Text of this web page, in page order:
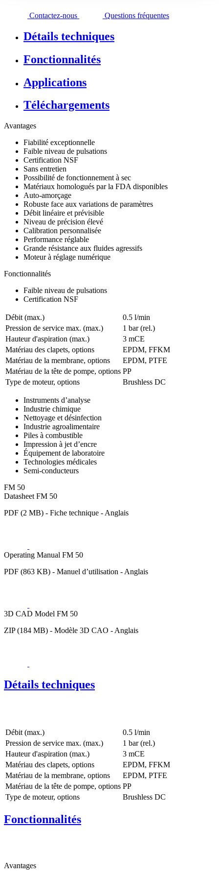
Contactez-nous Questions fréquentes
Détails techniques
Fonctionnalités
Applications
Téléchargements
Avantages
Fiabilité exceptionnelle
Faible niveau de pulsations
Certification NSF
Sans entretien
Possibilité de fonctionnement à sec
Matériaux homologués par la FDA disponibles
Auto-amorçage
Robuste face aux variations de paramètres
Débit linéaire et prévisible
Niveau de précision élevé
Calibration personnalisée
Performance réglable
Grande résistance aux fluides agressifs
Moteur à réglage numérique
Fonctionnalités
Faible niveau de pulsations
Certification NSF
Débit (max.)
0.5 l/min
Pression de service max. (max.)
1 bar (rel.)
Hauteur d'aspiration (max.)
3 mCE
Matériau des clapets, options
EPDM, FFKM
Matériau de la membrane, options
EPDM, PTFE
Matériau de la tête de pompe, options PP
Type de moteur, options
Brushless DC
Instruments d’analyse
Industrie chimique
Nettoyage et désinfection
Industrie agroalimentaire
Piles à combustible
Impression à jet d’encre
Équipement de laboratoire
Technologies médicales
Semi-conducteurs
FM 50
Datasheet FM 50
PDF (2 MB) - Fiche technique - Anglais
Operating Manual FM 50
PDF (863 KB) - Manuel d’utilisation - Anglais
3D CAD Model FM 50
ZIP (184 MB) - Modèle 3D CAO - Anglais
Détails techniques
Débit (max.)
0.5 l/min
Pression de service max. (max.)
1 bar (rel.)
Hauteur d'aspiration (max.)
3 mCE
Matériau des clapets, options
EPDM, FFKM
Matériau de la membrane, options
EPDM, PTFE
Matériau de la tête de pompe, options PP
Type de moteur, options
Brushless DC
Fonctionnalités
Avantages